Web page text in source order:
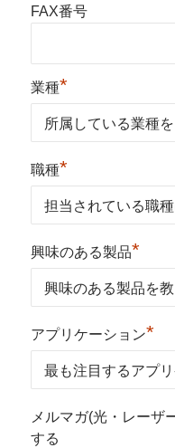
FAX番号
業種*
職種*
興味のある製品*
アプリケーション*
メルマガ(光・レーザ
する